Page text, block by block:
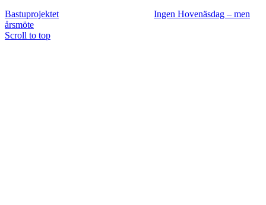
Bastuprojektet
Ingen Hovenäsdag – men
årsmöte
Scroll to top